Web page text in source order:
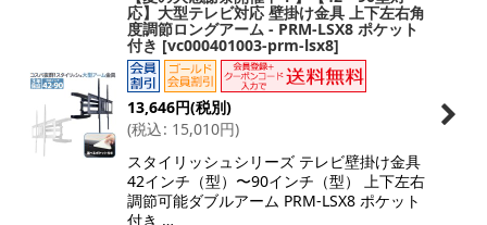
応】大型テレビ対応 壁掛け金具 上下左右角
度調節ロングアーム - PRM-LSX8 ポケット
付き [vc000401003-prm-lsx8]
13,646円(税別)
(税込: 15,010円)
スタイリッシュシリーズ テレビ壁掛け金具
42インチ（型）〜90インチ（型） 上下左右
調節可能ダブルアーム PRM-LSX8 ポケット
付き …